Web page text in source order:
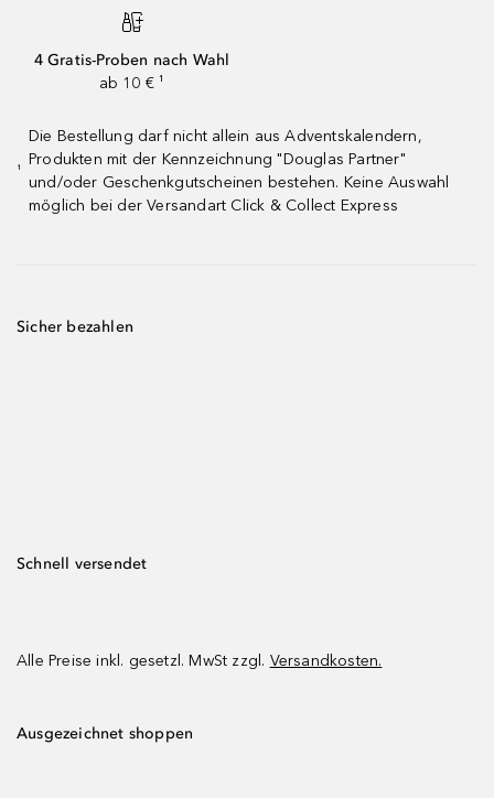
4 Gratis-Proben nach Wahl
ab 10 € ¹
¹
Die Bestellung darf nicht allein aus Adventskalendern,
Produkten mit der Kennzeichnung "Douglas Partner"
und/oder Geschenkgutscheinen bestehen. Keine Auswahl
möglich bei der Versandart Click & Collect Express
Sicher bezahlen
Schnell versendet
Alle Preise inkl. gesetzl. MwSt zzgl. Versandkosten.
Ausgezeichnet shoppen